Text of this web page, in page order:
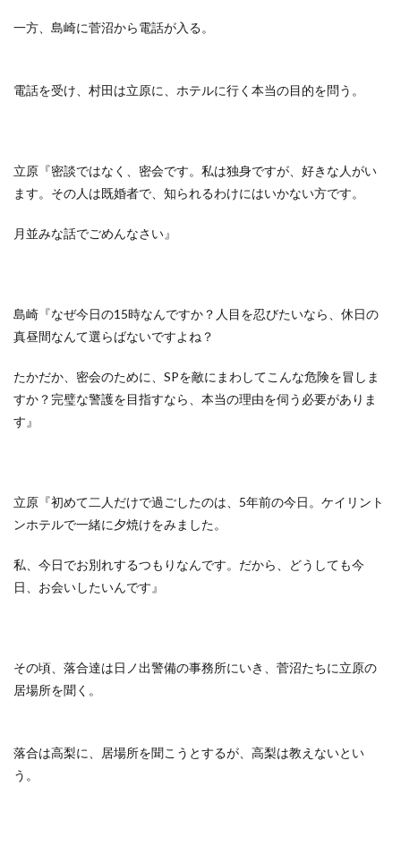
一方、島崎に菅沼から電話が入る。
電話を受け、村田は立原に、ホテルに行く本当の目的を問う。
立原『密談ではなく、密会です。私は独身ですが、好きな人がい
ます。その人は既婚者で、知られるわけにはいかない方です。
月並みな話でごめんなさい』
島崎『なぜ今日の15時なんですか？人目を忍びたいなら、休日の
真昼間なんて選らばないですよね？
たかだか、密会のために、SPを敵にまわしてこんな危険を冒しま
すか？完璧な警護を目指すなら、本当の理由を伺う必要がありま
す』
立原『初めて二人だけで過ごしたのは、5年前の今日。ケイリント
ンホテルで一緒に夕焼けをみました。
私、今日でお別れするつもりなんです。だから、どうしても今
日、お会いしたいんです』
その頃、落合達は日ノ出警備の事務所にいき、菅沼たちに立原の
居場所を聞く。
落合は高梨に、居場所を聞こうとするが、高梨は教えないとい
う。